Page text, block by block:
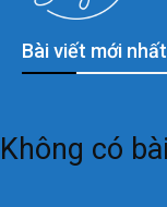
Bài viết mới nhất
Không có